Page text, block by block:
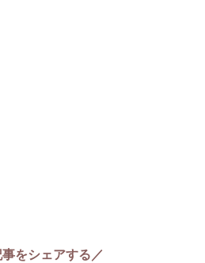
をシェアする／